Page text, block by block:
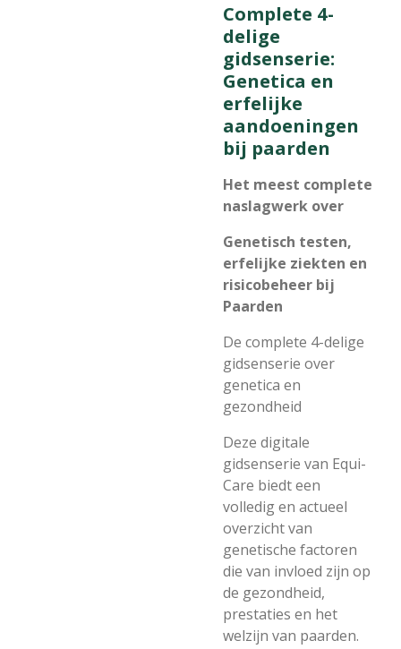
Complete 4-
delige
gidsenserie:
Genetica en
erfelijke
aandoeningen
bij paarden
Het meest complete
naslagwerk over
Genetisch testen,
erfelijke ziekten en
risicobeheer bij
Paarden
De complete 4-delige
gidsenserie over
genetica en
gezondheid
Deze digitale
gidsenserie van Equi-
Care biedt een
volledig en actueel
overzicht van
genetische factoren
die van invloed zijn op
de gezondheid,
prestaties en het
welzijn van paarden.